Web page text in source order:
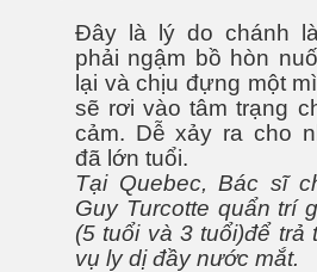
Đây là lý do chánh
phải ngậm bồ hòn
lại và chịu đựng một
sẽ rơi vào tâm trạng
cảm. Dễ xảy ra cho
đã lớn tuổi.
Tại Quebec, Bác sĩ
Guy Turcotte quẩn trí
(5 tuổi và 3 tuổi)để trả
vụ ly dị đầy nước mắt.